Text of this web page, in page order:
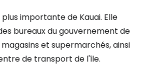
plus importante de Kauai. Elle
bureaux du gouvernement de
et supermarchés, ainsi
de transport de l'île.